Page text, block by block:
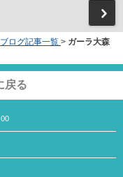
ブログ記事一覧 > ガーラ大森
戻る